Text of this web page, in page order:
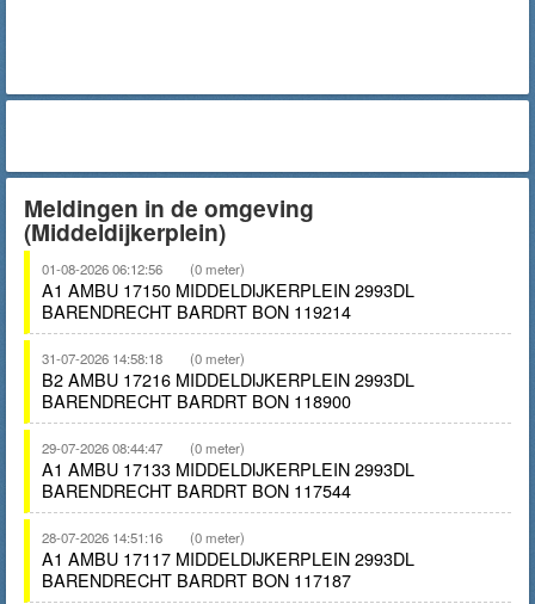
Meldingen in de omgeving
(Middeldijkerplein)
01-08-2026 06:12:56 (0 meter)
A1 AMBU 17150 MIDDELDIJKERPLEIN 2993DL
BARENDRECHT BARDRT BON 119214
31-07-2026 14:58:18 (0 meter)
B2 AMBU 17216 MIDDELDIJKERPLEIN 2993DL
BARENDRECHT BARDRT BON 118900
29-07-2026 08:44:47 (0 meter)
A1 AMBU 17133 MIDDELDIJKERPLEIN 2993DL
BARENDRECHT BARDRT BON 117544
28-07-2026 14:51:16 (0 meter)
A1 AMBU 17117 MIDDELDIJKERPLEIN 2993DL
BARENDRECHT BARDRT BON 117187